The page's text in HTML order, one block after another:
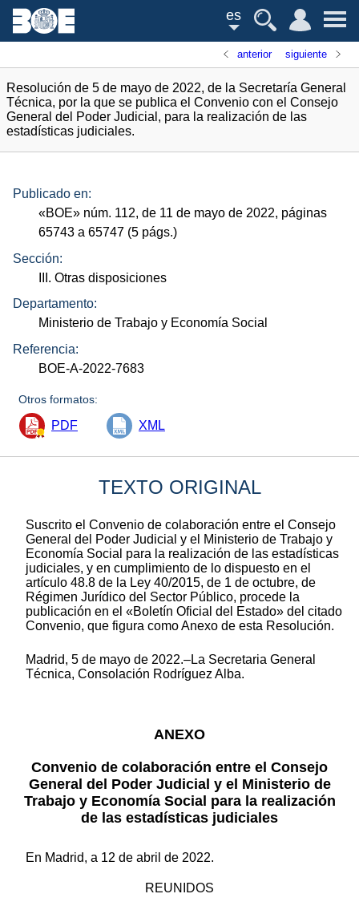
es
anterior siguiente
Resolución de 5 de mayo de 2022, de la Secretaría General
Técnica, por la que se publica el Convenio con el Consejo
General del Poder Judicial, para la realización de las
estadísticas judiciales.
Publicado en:
«BOE» núm. 112, de 11 de mayo de 2022, páginas
65743 a 65747 (5 págs.)
Sección:
III. Otras disposiciones
Departamento:
Ministerio de Trabajo y Economía Social
Referencia:
BOE-A-2022-7683
Otros formatos:
PDF XML
TEXTO ORIGINAL
Suscrito el Convenio de colaboración entre el Consejo
General del Poder Judicial y el Ministerio de Trabajo y
Economía Social para la realización de las estadísticas
judiciales, y en cumplimiento de lo dispuesto en el
artículo 48.8 de la Ley 40/2015, de 1 de octubre, de
Régimen Jurídico del Sector Público, procede la
publicación en el «Boletín Oficial del Estado» del citado
Convenio, que figura como Anexo de esta Resolución.
Madrid, 5 de mayo de 2022.–La Secretaria General
Técnica, Consolación Rodríguez Alba.
ANEXO
Convenio de colaboración entre el Consejo
General del Poder Judicial y el Ministerio de
Trabajo y Economía Social para la realización
de las estadísticas judiciales
En Madrid, a 12 de abril de 2022.
REUNIDOS